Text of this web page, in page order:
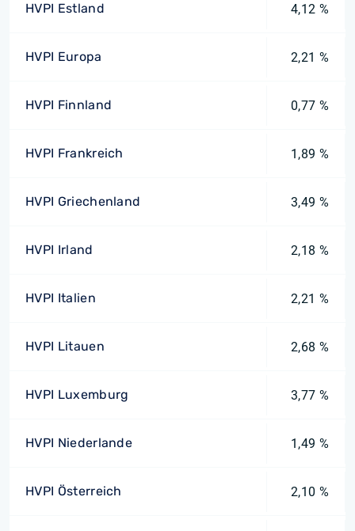
HVPI Estland 4,12 %
HVPI Europa 2,21 %
HVPI Finnland 0,77 %
HVPI Frankreich 1,89 %
HVPI Griechenland 3,49 %
HVPI Irland 2,18 %
HVPI Italien 2,21 %
HVPI Litauen 2,68 %
HVPI Luxemburg 3,77 %
HVPI Niederlande 1,49 %
HVPI Österreich 2,10 %